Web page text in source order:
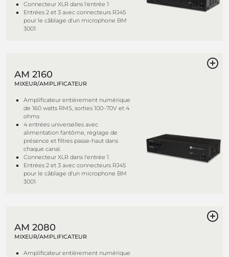
Connecteur XLR dans l'entrée 1
Entrées 2 et 3 avec connecteurs RJ45
pour le câblage d'un microphone BM
3001
AM 2160
MIXEUR/AMPLIFICATEUR
Amplificateur entièrement numérique
de 160 watts RMS, sorties 100–70V et 4
ohms
4 entrées universelles avec
alimentation fantôme, réglage de
présence et filtres passe-haut dans
chaque canal.
Connecteur XLR dans l'entrée 1
Entrées 2 et 3 avec connecteurs RJ45
pour le câblage d'un microphone BM
3001
AM 2080
MIXEUR/AMPLIFICATEUR
Amplificateur entièrement numérique